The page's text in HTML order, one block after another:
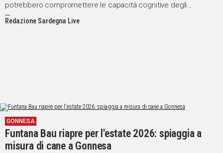
potrebbero compromettere le capacità cognitive degli
studenti", chiedendo misure preventive al Ministero
dell'Istruzione
Redazione Sardegna Live
GONNESA
Funtana Bau riapre per l'estate 2026: spiaggia a
misura di cane a Gonnesa